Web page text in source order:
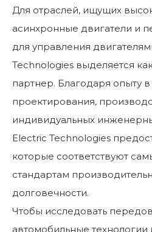
Для отраслей, ищущих
асинхронные двигатели и
для управления
Technologies выделяется
партнер. Благодаря опыту
проектирования,
индивидуальных
Electric Technologies
которые соответствуют
стандартам
долговечности.
Чтобы исследовать
автомобильные технологии